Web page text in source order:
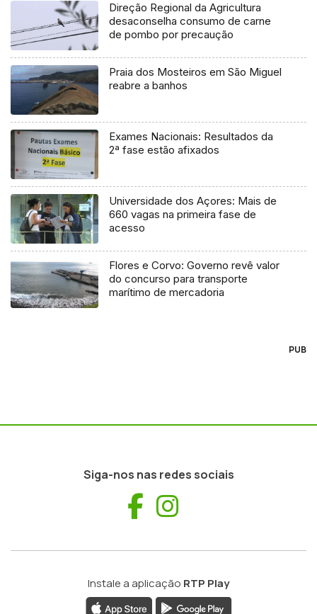
Direção Regional da Agricultura
desaconselha consumo de carne
de pombo por precaução
Praia dos Mosteiros em São Miguel
reabre a banhos
Exames Nacionais: Resultados da
2ª fase estão afixados
Universidade dos Açores: Mais de
660 vagas na primeira fase de
acesso
Flores e Corvo: Governo revê valor
do concurso para transporte
marítimo de mercadoria
PUB
Siga-nos nas redes sociais
Facebook
Instale a aplicação RTP Play